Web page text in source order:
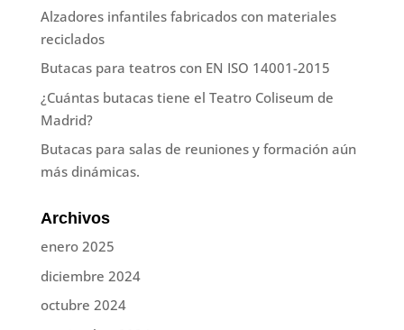
Alzadores infantiles fabricados con materiales
reciclados
Butacas para teatros con EN ISO 14001-2015
¿Cuántas butacas tiene el Teatro Coliseum de
Madrid?
Butacas para salas de reuniones y formación aún
más dinámicas.
Archivos
enero 2025
diciembre 2024
octubre 2024